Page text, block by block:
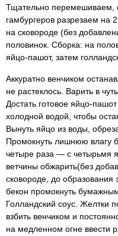
Тщательно перемешиваем,
гамбургеров разрезаем на
на сковороде (без
половинок. Сборка: на
яйцо-пашот, затем
Аккуратно венчиком
не растеклось. Варить в
Достать готовое яйцо-
холодной водой, чтобы
Вынуть яйцо из воды,
Промокнуть лишнюю влагу
четыре раза — с четырьмя
ветчины обжарить(без
сковороде, до образования
бекон промокнуть
Голландский соус. Желтки
взбить венчиком и
на медленном огне ввести